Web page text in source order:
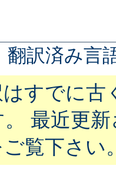
翻訳済み言
すでに古
最近更
覧下さい